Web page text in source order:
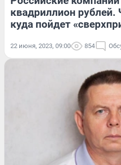
квадриллион рублей.
куда пойдет
22 июня, 2023, 09:00 854